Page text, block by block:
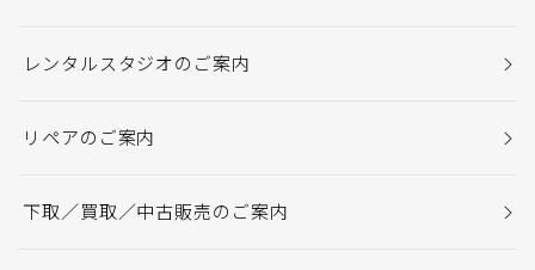
レンタルスタジオのご案内
リペアのご案内
下取／買取／中古販売のご案内